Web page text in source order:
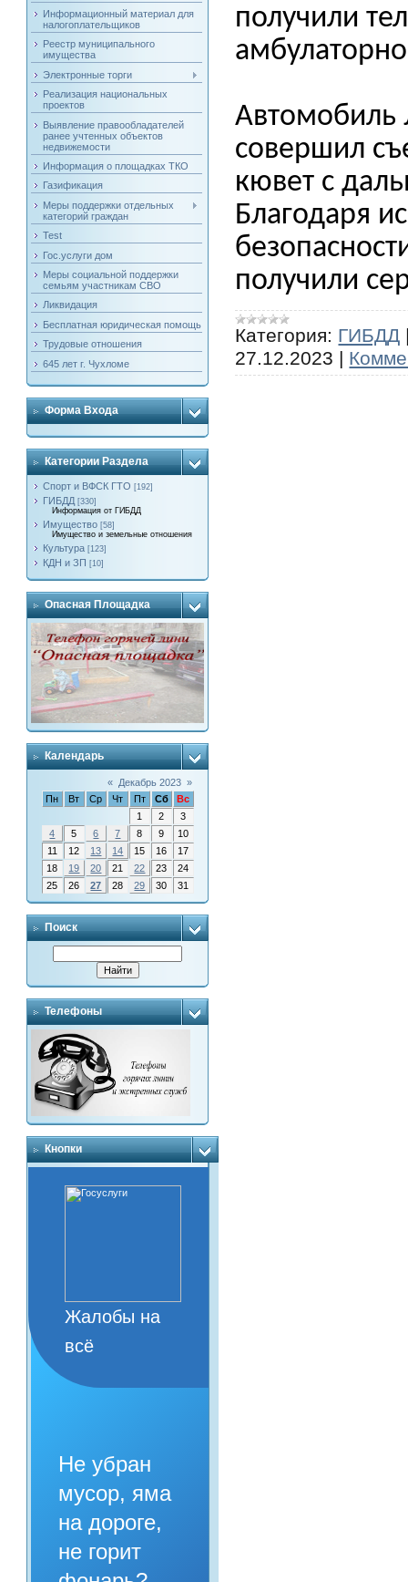
Информационный материал для
налогоплательщиков
Реестр муниципального
имущества
Электронные торги
Реализация национальных
проектов
Выявление правообладателей
ранее учтенных объектов
недвижемости
Информация о площадках ТКО
Газификация
Меры поддержки отдельных
категорий граждан
Test
Гос.услуги дом
Меры социальной поддержки
семьям участникам СВО
Ликвидация
Бесплатная юридическая помощь
Трудовые отношения
645 лет г. Чухломе
Форма Входа
Категории Раздела
Спорт и ВФСК ГТО [192]
ГИБДД [330]
Информация от ГИБДД
Имущество [58]
Имущество и земельные отношения
Культура [123]
КДН и ЗП [10]
Опасная Площадка
Календарь
« Декабрь 2023 »
Пн
Вт Ср Чт Пт Сб
Вс
1
2
3
4
5 6 7 8 9
10
11
12 13 14 15 16
17
18
19 20 21 22 23
24
25
26 27 28 29 30 31
Поиск
Телефоны
Кнопки
Жалобы на
всё
Не убран
мусор, яма
на дороге,
не горит
получили
Автомобиль
совершил
кювет с
Благодаря
получили
Категория: ГИБДД
27.12.2023 |